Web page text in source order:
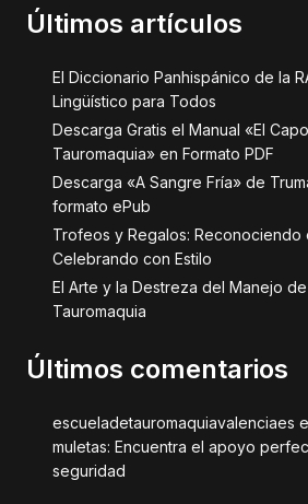
Últimos artículos
El Diccionario Panhispánico de la
Lingüístico para Todos
Descarga Gratis el Manual «El
Tauromaquia» en Formato PDF
Descarga «A Sangre Fría» de
formato ePub
Trofeos y Regalos: Reconociendo
Celebrando con Estilo
El Arte y la Destreza del Manejo
Tauromaquia
Últimos comentarios
escueladetauromaquiavalenciaes
muletas: Encuentra el apoyo
seguridad